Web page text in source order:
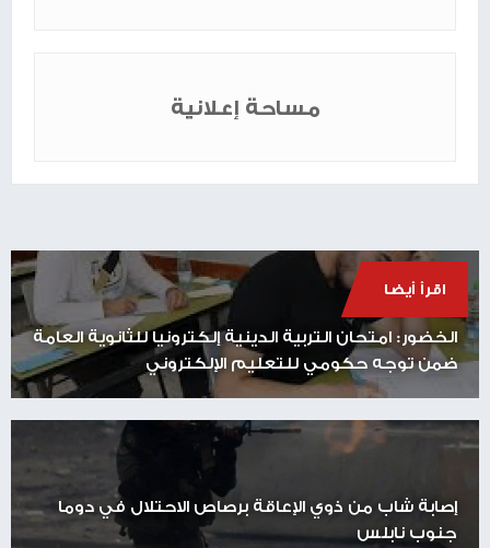
مساحة إعلانية
اقرأ أيضا
الخضور: امتحان التربية الدينية إلكترونيا للثانوية العامة
ضمن توجه حكومي للتعليم الإلكتروني
إصابة شاب من ذوي الإعاقة برصاص الاحتلال في دوما
جنوب نابلس